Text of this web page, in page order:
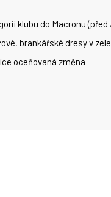
klubu do Macronu (před
brankářské dresy v
oceňovaná změna